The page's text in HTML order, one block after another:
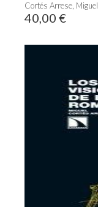
Cortés Arrese, Miguel
40,00 €